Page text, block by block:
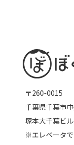
〒260-0015
千葉県千葉市
塚本大千葉ビ
※エレベータで